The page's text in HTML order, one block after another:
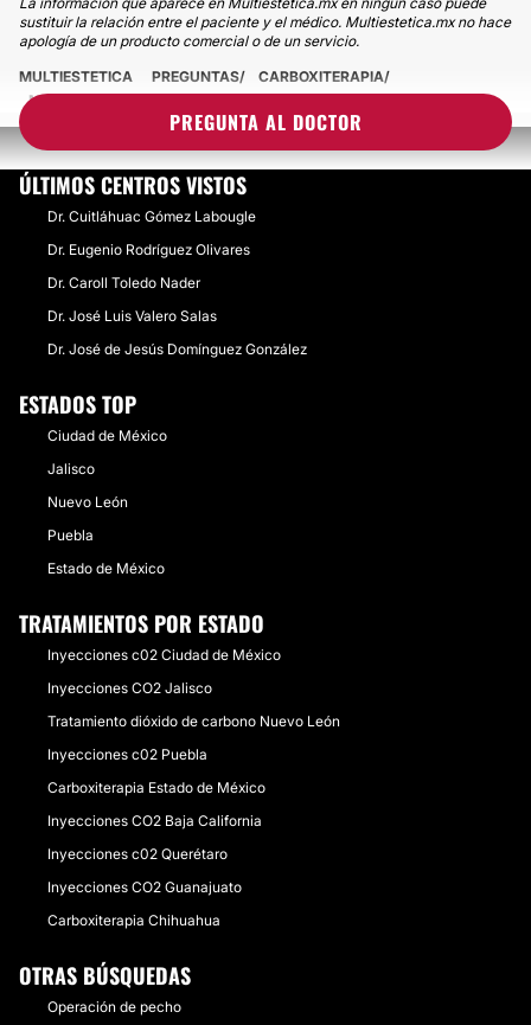
sustituir la relación entre el paciente y el médico. Multiestetica.mx no hace
apología de un producto comercial o de un servicio.
PREGUNTA AL DOCTOR
MULTIESTETICA PREGUNTAS
CARBOXITERAPIA
ME HICE BICHETOMIA HACE DOS MESES PERO SIGO CACHETONA
ÚLTIMOS CENTROS VISTOS
Dr. Cuitláhuac Gómez Labougle
Dr. Eugenio Rodríguez Olivares
Dr. Caroll Toledo Nader
Dr. José Luis Valero Salas
Dr. José de Jesús Domínguez González
ESTADOS TOP
Ciudad de México
Jalisco
Nuevo León
Puebla
Estado de México
TRATAMIENTOS POR ESTADO
Inyecciones c02 Ciudad de México
Inyecciones CO2 Jalisco
Tratamiento dióxido de carbono Nuevo León
Inyecciones c02 Puebla
Carboxiterapia Estado de México
Inyecciones CO2 Baja California
Inyecciones c02 Querétaro
Inyecciones CO2 Guanajuato
Carboxiterapia Chihuahua
OTRAS BÚSQUEDAS
Operación de pecho